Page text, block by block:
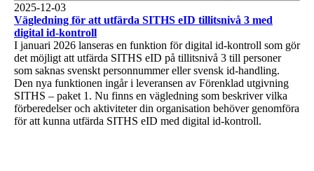
1 av 1
2025-12-03
Vägledning för att utfärda SITHS eID tillitsnivå 3 med
digital id-kontroll
I januari 2026 lanseras en funktion för digital id-kontroll som gör
det möjligt att utfärda SITHS eID på tillitsnivå 3 till personer
som saknas svenskt personnummer eller svensk id-handling.
Den nya funktionen ingår i leveransen av Förenklad utgivning
SITHS – paket 1. Nu finns en vägledning som beskriver vilka
förberedelser och aktiviteter din organisation behöver genomföra
för att kunna utfärda SITHS eID med digital id-kontroll.